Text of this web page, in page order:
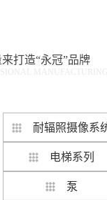
打造“永冠”品牌
耐辐照摄像系
电梯系列
泵